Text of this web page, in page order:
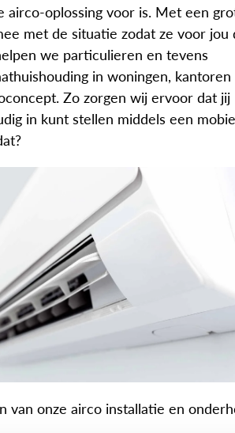
oplossing voor is. Met een
met de situatie zodat ze voor jou
we particulieren en tevens
in woningen, kantoren
Zo zorgen wij ervoor dat jij
in kunt stellen middels een
van onze airco installatie en